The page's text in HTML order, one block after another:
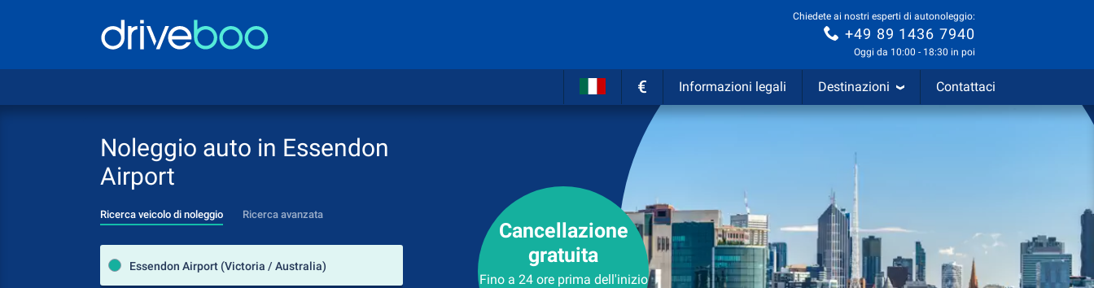
Chiedete ai nostri esperti di autonoleggio:
+49 89 1436 7940
Oggi da 10:00 - 18:30 in poi
€ Informazioni legali Destinazioni Contattaci
Noleggio auto in Essendon
Airport
Ricerca veicolo di noleggio Ricerca avanzata
Essendon Airport (Victoria / Australia)
Luogo del noleggio
Cancellazione
gratuita
Fino a 24 ore prima dell'inizio